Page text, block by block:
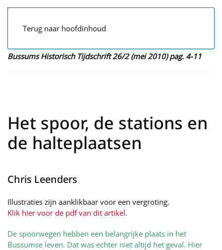
Terug naar hoofdinhoud
Bussums Historisch Tijdschrift 26/2 (mei 2010) pag. 4-11
Het spoor, de stations en
de halteplaatsen
Chris Leenders
Illustraties zijn aanklikbaar voor een vergroting.
Klik hier voor de pdf van dit artikel.
De spoorwegen hebben een belangrijke plaats in het
Bussumse leven. Dat was echter niet altijd het geval. Hier